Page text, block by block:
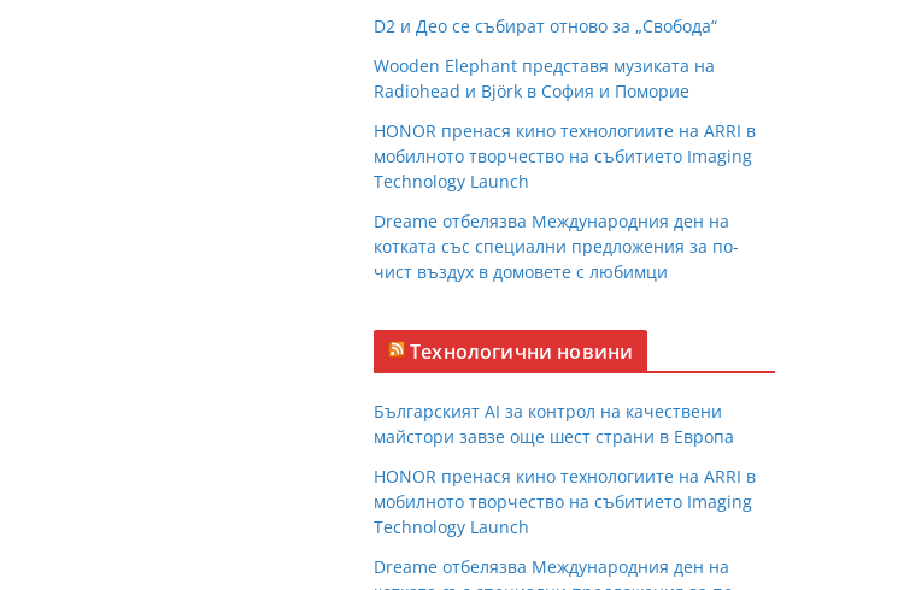
D2 и Део се събират отново за „Свобода“
Wooden Elephant представя музиката на
Radiohead и Björk в София и Поморие
HONOR пренася кино технологиите на ARRI в
мобилното творчество на събитието Imaging
Technology Launch
Dreame отбелязва Международния ден на
котката със специални предложения за по-
чист въздух в домовете с любимци
Технологични новини
Българският AI за контрол на качествени
майстори завзе още шест страни в Европа
HONOR пренася кино технологиите на ARRI в
мобилното творчество на събитието Imaging
Technology Launch
Dreame отбелязва Международния ден на